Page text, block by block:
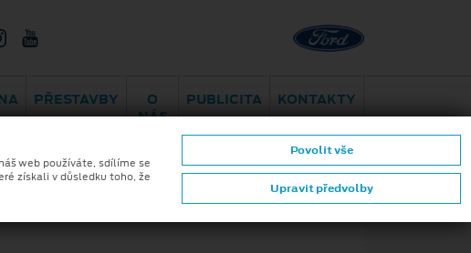
Brno - Juliánov
služba
nehodě
CARent
pohotovost
PŘESTAVBY
O
NÁS
PUBLICITA KONTAKTY
web používáte, sdílíme se
získali v důsledku toho, že
Upravit předvolby
Povolit vše